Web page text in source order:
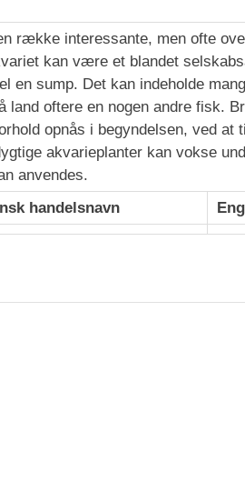
række interessante, men ofte
kan være et blandet
en sump. Det kan indeholde
oftere en nogen andre fisk.
opnås i begyndelsen, ved at
akvarieplanter kan vokse
anvendes.
handelsnavn